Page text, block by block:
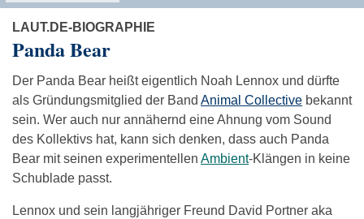
LAUT.DE-BIOGRAPHIE
Panda Bear
Der Panda Bear heißt eigentlich Noah Lennox und dürfte
als Gründungsmitglied der Band Animal Collective bekannt
sein. Wer auch nur annähernd eine Ahnung vom Sound
des Kollektivs hat, kann sich denken, dass auch Panda
Bear mit seinen experimentellen Ambient-Klängen in keine
Schublade passt.
Lennox und sein langjähriger Freund David Portner aka